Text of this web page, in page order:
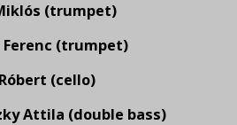
(trumpet)
Ferenc (trumpet)
(cello)
Attila (double bass)